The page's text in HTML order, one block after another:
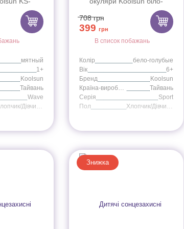
кольору
1+)
мятный
1+
Koolsun
Тайвань
Wave
блакитні серії Sport (Розмір:
708грн
399 грн
В список побажань
Колір
бело-голубые
Вік
6+
Бренд
Koolsun
Країна-виробник
Тайвань
Серія
Sport
Пол
Знижка